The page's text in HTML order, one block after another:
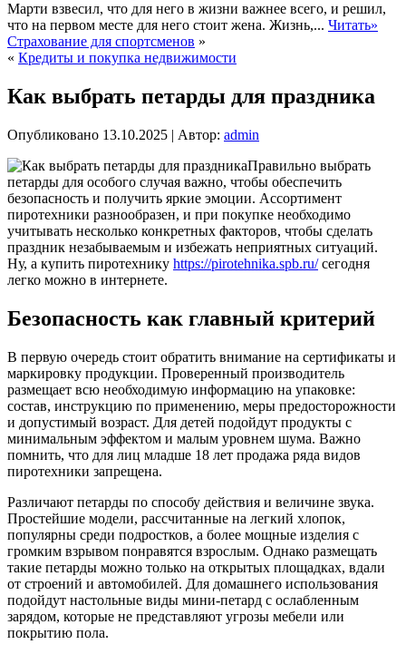
Марти взвесил, что для него в жизни важнее всего, и решил,
что на первом месте для него стоит жена. Жизнь,... Читать»
Страхование для спортсменов »
« Кредиты и покупка недвижимости
Как выбрать петарды для праздника
Опубликовано 13.10.2025 | Автор: admin
Правильно выбрать
петарды для особого случая важно, чтобы обеспечить
безопасность и получить яркие эмоции. Ассортимент
пиротехники разнообразен, и при покупке необходимо
учитывать несколько конкретных факторов, чтобы сделать
праздник незабываемым и избежать неприятных ситуаций.
Ну, а купить пиротехнику https://pirotehnika.spb.ru/сегодня
легко можно в интернете.
Безопасность как главный критерий
В первую очередь стоит обратить внимание на сертификаты и
маркировку продукции. Проверенный производитель
размещает всю необходимую информацию на упаковке:
состав, инструкцию по применению, меры предосторожности
и допустимый возраст. Для детей подойдут продукты с
минимальным эффектом и малым уровнем шума. Важно
помнить, что для лиц младше 18 лет продажа ряда видов
пиротехники запрещена.
Различают петарды по способу действия и величине звука.
Простейшие модели, рассчитанные на легкий хлопок,
популярны среди подростков, а более мощные изделия с
громким взрывом понравятся взрослым. Однако размещать
такие петарды можно только на открытых площадках, вдали
от строений и автомобилей. Для домашнего использования
подойдут настольные виды мини-петард с ослабленным
зарядом, которые не представляют угрозы мебели или
покрытию пола.